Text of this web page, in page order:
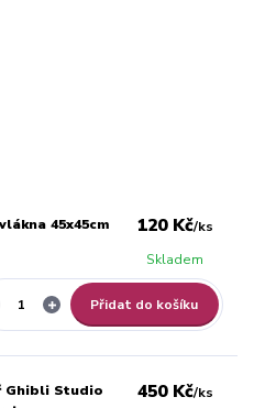
45x45cm 120 Kč/ks
Skladem
Přidat do košíku
Ghibli Studio
450 Kč/ks